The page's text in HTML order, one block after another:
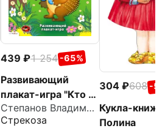
439 1 254 -65%
Развивающий
плакат-игра "Кто в
лесу живет?"
Степанов Владимир Александрович
Стрекоза
304 608 -
Кукла-
Полина